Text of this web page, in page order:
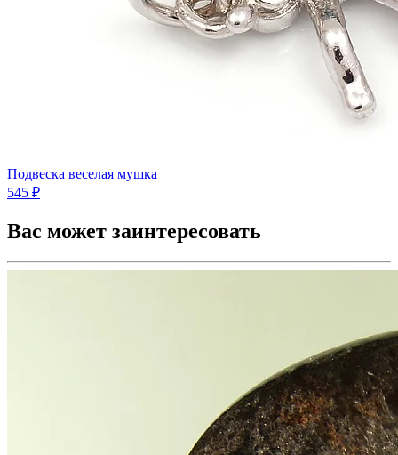
Подвеска веселая мушка
545 ₽
Вас может заинтересовать